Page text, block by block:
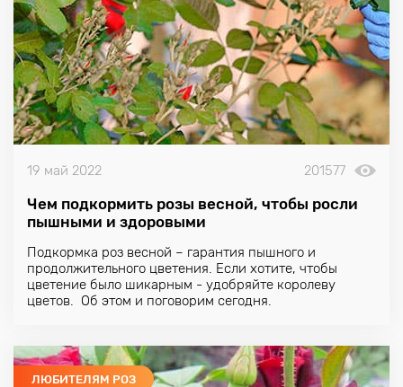
19 май 2022 201577
Чем подкормить розы весной, чтобы росли
пышными и здоровыми
Подкормка роз весной – гарантия пышного и
продолжительного цветения. Если хотите, чтобы
цветение было шикарным - удобряйте королеву
цветов. Об этом и поговорим сегодня.
ЛЮБИТЕЛЯМ РОЗ